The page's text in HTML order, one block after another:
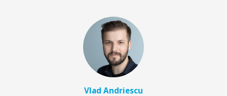
Vlad Andriescu